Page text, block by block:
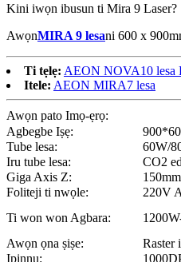
Kini iwọn ibusun ti Mira 9 Laser?
AwọnMIRA 9 lesani 600 x
Ti tẹlẹ: AEON NOVA10 lesa
Itele: AEON MIRA7 lesa
Awọn pato Imọ-ẹrọ:
Agbegbe Iṣẹ:
Tube lesa:
60W/
Iru tube lesa:
CO2
Giga Axis Z:
Foliteji ti nwọle:
220V
Ti won won Agbara:
Awọn ọna ṣiṣe:
Raster
Ipinnu: